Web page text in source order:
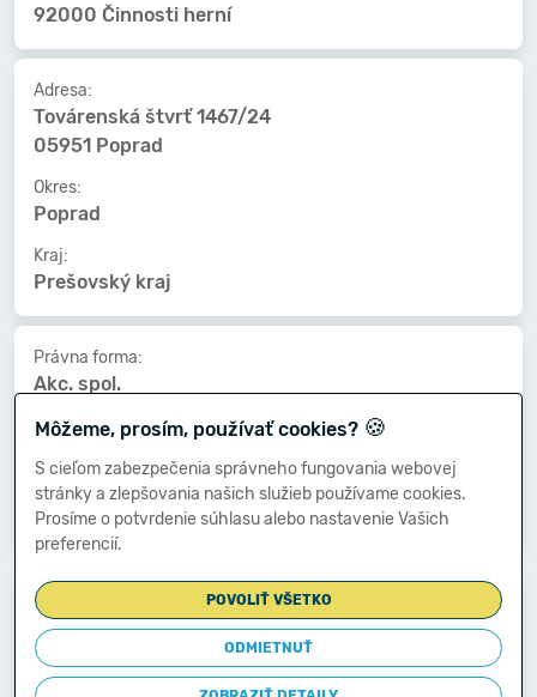
92000 Činnosti herní
Adresa:
Továrenská štvrť 1467/24
05951 Poprad
Okres:
Poprad
Kraj:
Prešovský kraj
Právna forma:
Akc. spol.
Kat. veľkosti:
Druh vlastníctva:
Zahraničné
Dátum vzniku:
20.04.2001
Dátum zániku:
-
Môžeme, prosím, používať cookies? 🍪
S cieľom zabezpečenia správneho fungovania webovej
stránky a zlepšovania našich služieb používame cookies.
Prosíme o potvrdenie súhlasu alebo nastavenie Vašich
preferencií.
POVOLIŤ VŠETKO
ODMIETNUŤ